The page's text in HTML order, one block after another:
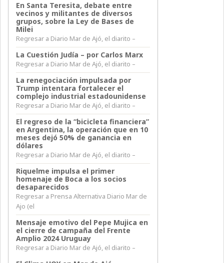
En Santa Teresita, debate entre
vecinos y militantes de diversos
grupos, sobre la Ley de Bases de
Milei
Regresar a Diario Mar de Ajó, el diarito –
La Cuestión Judía – por Carlos Marx
Regresar a Diario Mar de Ajó, el diarito –
La renegociación impulsada por
Trump intentara fortalecer el
complejo industrial estadounidense
Regresar a Diario Mar de Ajó, el diarito –
El regreso de la “bicicleta financiera”
en Argentina, la operación que en 10
meses dejó 50% de ganancia en
dólares
Regresar a Diario Mar de Ajó, el diarito –
Riquelme impulsa el primer
homenaje de Boca a los socios
desaparecidos
Regresar a Prensa Alternativa Diario Mar de
Ajo (el
Mensaje emotivo del Pepe Mujica en
el cierre de campaña del Frente
Amplio 2024 Uruguay
Regresar a Diario Mar de Ajó, el diarito –